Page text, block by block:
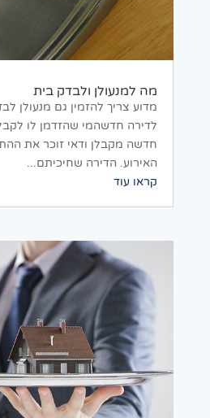
מה למנעולן ולבדק בית
מדוע צריך להזמין גם מנעולן
לדירה חדשהמי שהזדמן לו
חדשה מקבלן ודאי זוכר את
האירוע. הדירה שחיכיתם...
קראו עוד